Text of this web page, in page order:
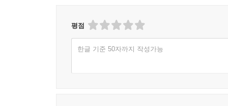
평점
한글 기준 50자까지 작성가능